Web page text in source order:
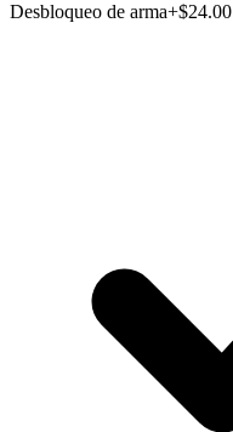
Desbloqueo de arma+$24.00